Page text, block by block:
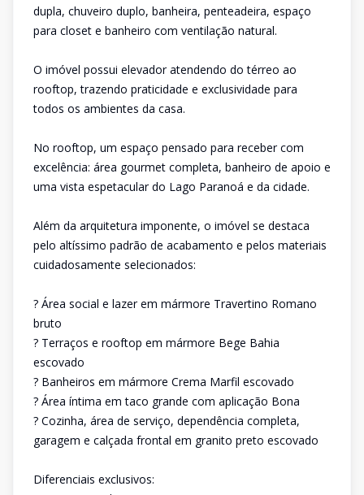
dupla, chuveiro duplo, banheira, penteadeira, espaço
para closet e banheiro com ventilação natural.
O imóvel possui elevador atendendo do térreo ao
rooftop, trazendo praticidade e exclusividade para
todos os ambientes da casa.
No rooftop, um espaço pensado para receber com
excelência: área gourmet completa, banheiro de apoio e
uma vista espetacular do Lago Paranoá e da cidade.
Além da arquitetura imponente, o imóvel se destaca
pelo altíssimo padrão de acabamento e pelos materiais
cuidadosamente selecionados:
? Área social e lazer em mármore Travertino Romano
bruto
? Terraços e rooftop em mármore Bege Bahia
escovado
? Banheiros em mármore Crema Marfil escovado
? Área íntima em taco grande com aplicação Bona
? Cozinha, área de serviço, dependência completa,
garagem e calçada frontal em granito preto escovado
Diferenciais exclusivos: